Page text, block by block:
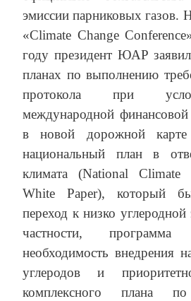
эмиссии парниковых газов.
«Climate Change
году президент ЮАР
планах по выполнению
протокола при
международной
в новой дорожной
национальный план в
климата (National Climate
White Paper), который
переход к низко
частности,
необходимость внедрения
углеродов и
комплексного плана по